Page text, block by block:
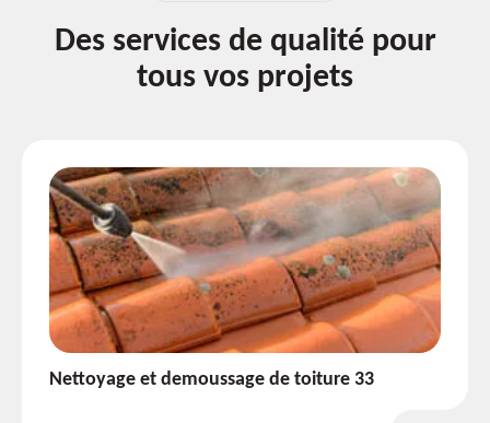
Des services de qualité pour
tous vos projets
Etanchéité toiture 33